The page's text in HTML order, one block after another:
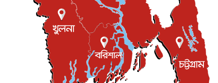
জুলাই গণ-অভ্যুত্থান দিবস আজ, স্মরণে দেশজুড়ে কর্মসূচি
জাতীয় ৫ আগস্ট, ২০২৬
জনগণ পরিবর্তন চেয়েছে বলেই জুলাই আন্দোলন সফল :
৫ আগস্ট, ২০২৬
বেনজীর আহমেদের সঙ্গে পরীমনির ঘনিষ্ঠ সম্পর্ক ছিল : নাসির
মাহম...